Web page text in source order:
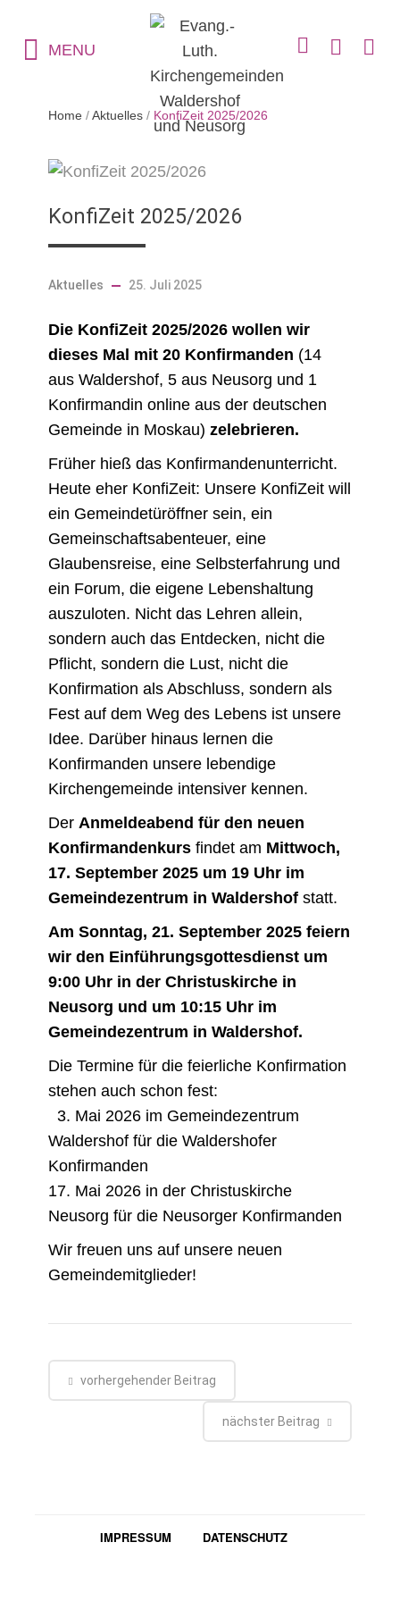
MENU
Home / Aktuelles / KonfiZeit 2025/2026
KonfiZeit 2025/2026
Aktuelles 25. Juli 2025
Die KonfiZeit 2025/2026 wollen wir
dieses Mal mit 20 Konfirmanden (14
aus Waldershof, 5 aus Neusorg und 1
Konfirmandin online aus der deutschen
Gemeinde in Moskau)zelebrieren.
Früher hieß das Konfirmandenunterricht.
Heute eher KonfiZeit: Unsere KonfiZeit will
ein Gemeindetüröffner sein, ein
Gemeinschaftsabenteuer, eine
Glaubensreise, eine Selbsterfahrung und
ein Forum, die eigene Lebenshaltung
auszuloten. Nicht das Lehren allein,
sondern auch das Entdecken, nicht die
Pflicht, sondern die Lust, nicht die
Konfirmation als Abschluss, sondern als
Fest auf dem Weg des Lebens ist unsere
Idee. Darüber hinaus lernen die
Konfirmanden unsere lebendige
Kirchengemeinde intensiver kennen.
DerAnmeldeabend für den neuen
Konfirmandenkurs findet am Mittwoch,
17. September 2025 um 19 Uhr im
Gemeindezentrum in Waldershof statt.
Am Sonntag, 21. September 2025 feiern
wir den Einführungsgottesdienst um
9:00 Uhr in der Christuskirche in
Neusorg und um 10:15 Uhr im
Gemeindezentrum in Waldershof.
Die Termine für die feierliche Konfirmation
stehen auch schon fest:
3. Mai 2026 im Gemeindezentrum
Waldershof für die Waldershofer
Konfirmanden
17. Mai 2026 in der Christuskirche
Neusorg für die Neusorger Konfirmanden
Wir freuen uns auf unsere neuen
Gemeindemitglieder!
vorhergehender Beitrag
nächster Beitrag
IMPRESSUM DATENSCHUTZ